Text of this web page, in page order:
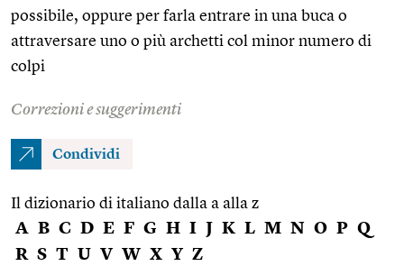
possibile, oppure per farla entrare in una buca o
attraversare uno o più archetti col minor numero di
colpi
Correzioni e suggerimenti
Condividi
Il dizionario di italiano dalla a alla z
A B C D E F G H I J K L M N O P Q
R S T U V W X Y Z